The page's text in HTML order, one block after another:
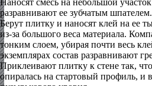
Наносят смесь на небольшой
разравнивают ее зубчатым шпателем.
Берут плитку и наносят клей на ее
из-за большого веса материала.
тонким слоем, убирая почти весь
экземплярах состав разравнивают
Приклеивают плитку к стене так,
опиралась на стартовый профиль,